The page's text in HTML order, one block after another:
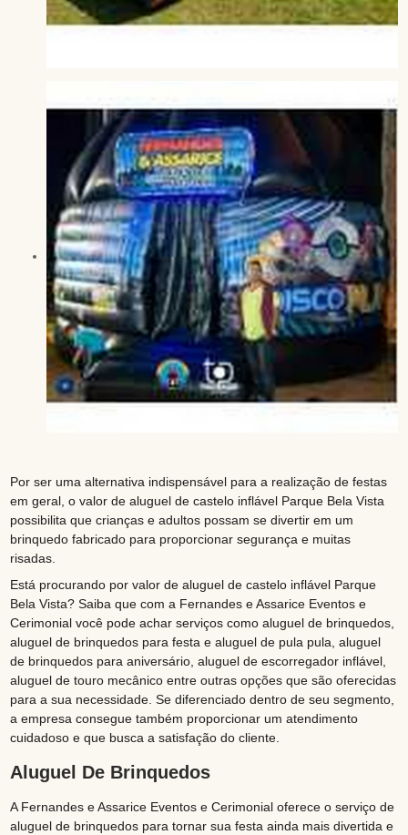
Por ser uma alternativa indispensável para a realização de festas
em geral, o valor de aluguel de castelo inflável Parque Bela Vista
possibilita que crianças e adultos possam se divertir em um
brinquedo fabricado para proporcionar segurança e muitas
risadas.
Está procurando por valor de aluguel de castelo inflável Parque
Bela Vista? Saiba que com a Fernandes e Assarice Eventos e
Cerimonial você pode achar serviços como aluguel de brinquedos,
aluguel de brinquedos para festa e aluguel de pula pula, aluguel
de brinquedos para aniversário, aluguel de escorregador inflável,
aluguel de touro mecânico entre outras opções que são oferecidas
para a sua necessidade. Se diferenciado dentro de seu segmento,
a empresa consegue também proporcionar um atendimento
cuidadoso e que busca a satisfação do cliente.
Aluguel De Brinquedos
A Fernandes e Assarice Eventos e Cerimonial oferece o serviço de
aluguel de brinquedos para tornar sua festa ainda mais divertida e